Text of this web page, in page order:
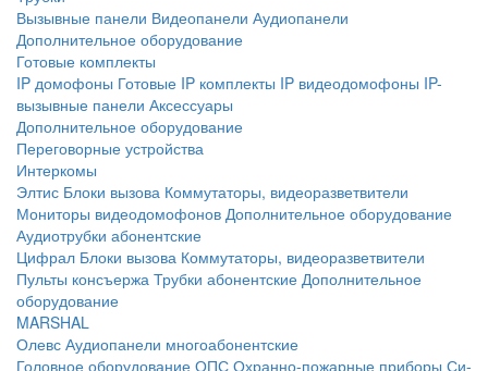
Вызывные панели Видеопанели Аудиопанели
Дополнительное оборудование
Готовые комплекты
IP домофоны Готовые IP комплекты IP видеодомофоны IP-
вызывные панели Аксессуары
Дополнительное оборудование
Переговорные устройства
Интеркомы
Элтис Блоки вызова Коммутаторы, видеоразветвители
Мониторы видеодомофонов Дополнительное оборудование
Аудиотрубки абонентские
Цифрал Блоки вызова Коммутаторы, видеоразветвители
Пульты консъержа Трубки абонентские Дополнительное
оборудование
MARSHAL
Олевс Аудиопанели многоабонентские
Головное оборудование ОПС Охранно-пожарные приборы Си-